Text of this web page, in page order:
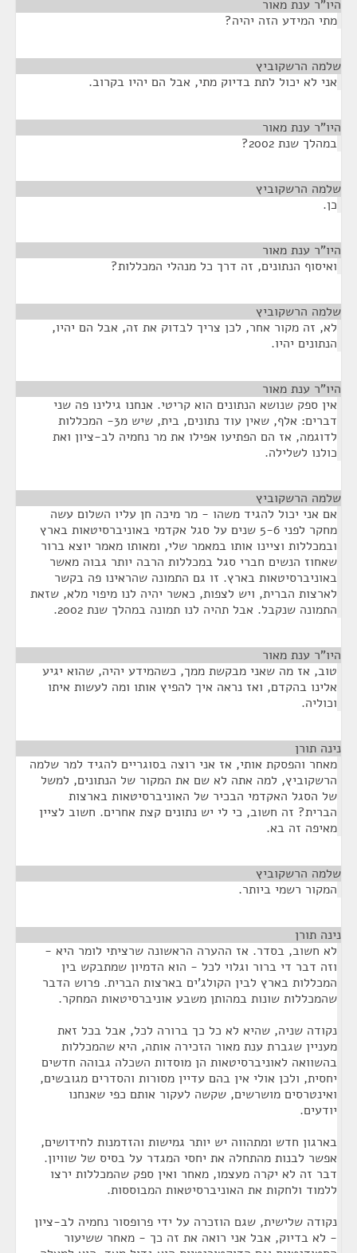
היו"ר ענת מאור
מתי המידע הזה יהיה?
שלמה הרשקוביץ
אני לא יכול לתת בדיוק מתי, אבל הם יהיו בקרוב.
היו"ר ענת מאור
במהלך שנת 2002?
שלמה הרשקוביץ
כן.
היו"ר ענת מאור
ואיסוף הנתונים, זה דרך כל מנהלי המכללות?
שלמה הרשקוביץ
לא, זה מקור אחר, לכן צריך לבדוק את זה, אבל הם יהיו,
הנתונים יהיו.
היו"ר ענת מאור
אין ספק שנושא הנתונים הוא קריטי. אנחנו גילינו פה שני
דברים: אלף, שאין עוד נתונים, בית, שיש מ3- המכללות
לדוגמה, אז הם הפתיעו אפילו את מר נחמיה לב-ציון ואת
כולנו לשלילה.
שלמה הרשקוביץ
אם אני יכול להגיד משהו - מר מיכה חן עליו השלום עשה
מחקר לפני 5-6 שנים על סגל אקדמי באוניברסיטאות בארץ
ובמכללות וציינו אותו במאמר שלי, ומאותו מאמר יוצא ברור
שאחוז הנשים חברי סגל במכללות הרבה יותר גבוה מאשר
באוניברסיטאות בארץ. זו גם התמונה שהראינו פה בקשר
לארצות הברית, ויש לצפות, כאשר יהיה לנו מיפוי מלא, שזאת
התמונה שנקבל. אבל תהיה לנו תמונה במהלך שנת 2002.
היו"ר ענת מאור
טוב, אז מה שאני מבקשת ממך, כשהמידע יהיה, שהוא יגיע
אלינו בהקדם, ואז נראה איך להפיץ אותו ומה לעשות איתו
וכוליה.
נינה תורן
מאחר והפסקת אותי, אז אני רוצה בסוגריים להגיד למר שלמה
הרשקוביץ, למה אתה לא שם את המקור של הנתונים, למשל
של הסגל האקדמי הבכיר של האוניברסיטאות בארצות
הברית? זה חשוב, כי לי יש נתונים קצת אחרים. חשוב לציין
מאיפה זה בא.
שלמה הרשקוביץ
המקור רשמי ביותר.
נינה תורן
לא חשוב, בסדר. אז ההערה הראשונה שרציתי לומר היא -
וזה דבר די ברור וגלוי לכל - הוא הדמיון שמתבקש בין
המכללות בארץ לבין הקולג'ים בארצות הברית. פרוש הדבר
שהמכללות שונות במהותן משבע אוניברסיטאות המחקר.
נקודה שניה, שהיא לא כל כך ברורה לכל, אבל בכל זאת
מעניין שגברת ענת מאור הזכירה אותה, היא שהמכללות
בהשוואה לאוניברסיטאות הן מוסדות השכלה גבוהה חדשים
יחסית, ולכן אולי אין בהם עדיין מסורות והסדרים מגובשים,
ואינטרסים מושרשים, שקשה לעקור אותם כפי שאנחנו
יודעים.
בארגון חדש ומתהווה יש יותר גמישות והזדמנות לחידושים,
אפשר לבנות מהתחלה את יחסי המגדר על בסיס של שוויון.
דבר זה לא יקרה מעצמו, מאחר ואין ספק שהמכללות ירצו
ללמוד ולחקות את האוניברסיטאות המבוססות.
נקודה שלישית, שגם הוזכרה על ידי פרופסור נחמיה לב-ציון
- לא בדיוק, אבל אני רואה את זה כך - מאחר ששיעור